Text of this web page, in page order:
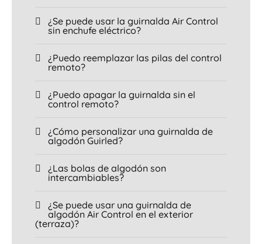
¿Se puede usar la guirnalda Air Control
sin enchufe eléctrico?
¿Puedo reemplazar las pilas del control
remoto?
¿Puedo apagar la guirnalda sin el
control remoto?
¿Cómo personalizar una guirnalda de
algodón Guirled?
¿Las bolas de algodón son
intercambiables?
¿Se puede usar una guirnalda de
algodón Air Control en el exterior
(terraza)?